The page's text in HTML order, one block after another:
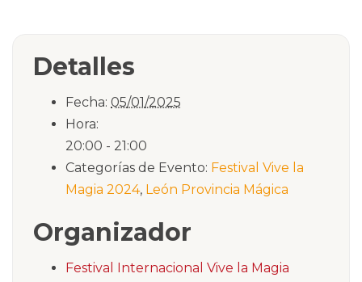
Detalles
Fecha: 05/01/2025
Hora:
20:00 - 21:00
Categorías de Evento: Festival Vive la
Magia 2024, León Provincia Mágica
Organizador
Festival Internacional Vive la Magia